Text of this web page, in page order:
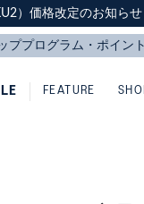
）価格改定のお知らせ
関するお知らせ
）価格改定のお知らせ
関するお知らせ
FEATURE